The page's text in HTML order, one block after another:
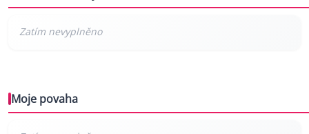
Moje povaha